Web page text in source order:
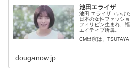
池田エライザ
池田 エライザ（いけ
日本の女性ファッシ
フィリピン生まれ、
エイティブ所属。
CM出演は、
douganow.jp